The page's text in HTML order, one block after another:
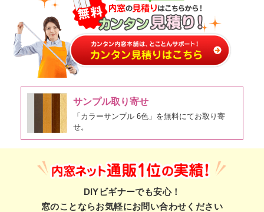
サンプル取り寄せ
「カラーサンプル 6色」を無料にてお取り寄
せ。
DIYビギナーでも安心！
窓のことならお気軽にお問い合わせください